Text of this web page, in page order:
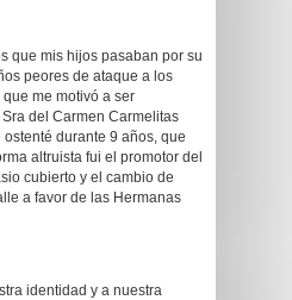
que mis hijos pasaban por su
peores de ataque a los
me motivó a ser
del Carmen Carmelitas
ostenté durante 9 años, que
altruista fui el promotor del
cubierto y el cambio de
a favor de las Hermanas
identidad y a nuestra